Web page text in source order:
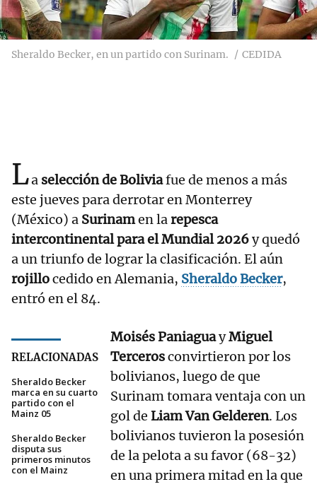
Sheraldo Becker, en un partido con Surinam. CEDIDA
La selección de Boliviafue de menos a más
este jueves para derrotar en Monterrey
(México) a Surinamen larepesca
intercontinental para el Mundial 2026y quedó
a un triunfo de lograr la clasificación. El aún
rojillocedido en Alemania, Sheraldo Becker,
entró en el 84.
RELACIONADAS
Sheraldo Becker
marca en su cuarto
partido con el
Mainz 05
Sheraldo Becker
disputa sus
primeros minutos
con el Mainz
Moisés PaniaguayMiguel
Tercerosconvirtieron por los
bolivianos, luego de que
Surinam tomara ventaja con un
gol de Liam Van Gelderen. Los
bolivianos tuvieron la posesión
de la pelota a su favor (68-32)
en una primera mitad en la que